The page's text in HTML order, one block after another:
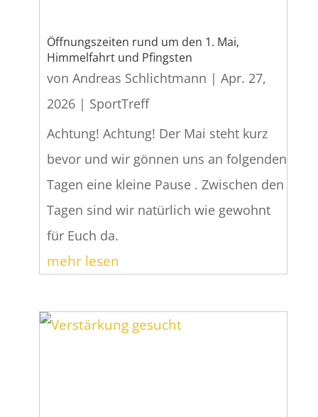
Öffnungszeiten rund um den 1. Mai,
Himmelfahrt und Pfingsten
von Andreas Schlichtmann | Apr. 27,
2026| SportTreff
Achtung! Achtung! Der Mai steht kurz
bevor und wir gönnen uns an folgenden
Tagen eine kleine Pause . Zwischen den
Tagen sind wir natürlich wie gewohnt
für Euch da.
mehr lesen